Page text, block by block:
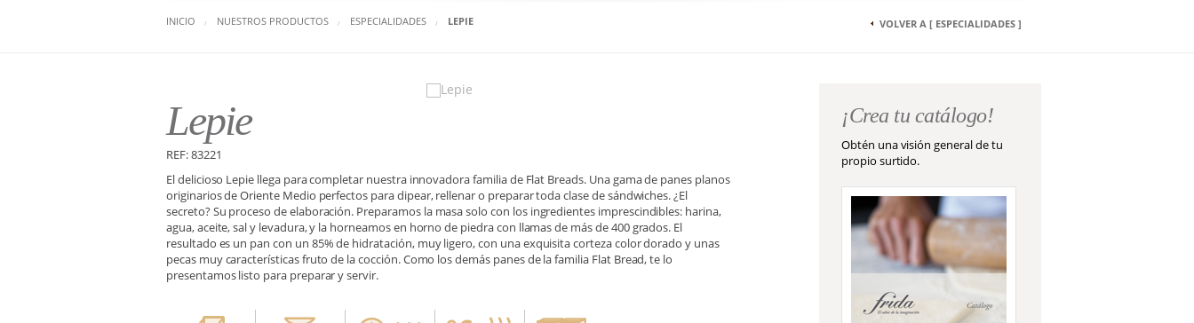
INICIO NUESTROS PRODUCTOS ESPECIALIDADES LEPIE VOLVER A [ ESPECIALIDADES ]
Lepie
REF: 83221
El delicioso Lepie llega para completar nuestra innovadora familia de Flat Breads. Una gama de panes planos
originarios de Oriente Medio perfectos para dipear, rellenar o preparar toda clase de sándwiches. ¿El
secreto? Su proceso de elaboración. Preparamos la masa solo con los ingredientes imprescindibles: harina,
agua, aceite, sal y levadura, y la horneamos en horno de piedra con llamas de más de 400 grados. El
resultado es un pan con un 85% de hidratación, muy ligero, con una exquisita corteza color dorado y unas
pecas muy características fruto de la cocción. Como los demás panes de la familia Flat Bread, te lo
presentamos listo para preparar y servir.
¡Crea tu catálogo!
Obtén una visión general de tu
propio surtido.